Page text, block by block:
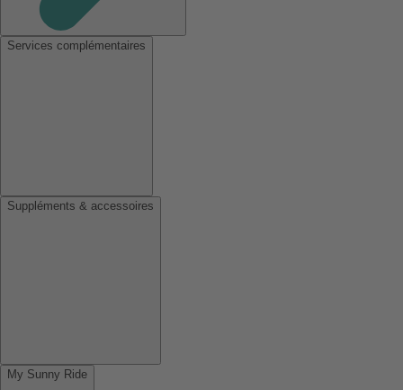
Services complémentaires
Suppléments & accessoires
My Sunny Ride